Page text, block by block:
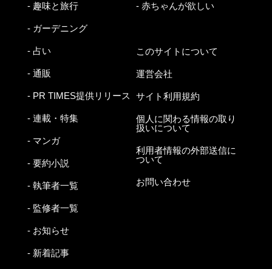
- 趣味と旅行
- ガーデニング
- 占い
- 通販
- PR TIMES提供リリース
- 連載・特集
- マンガ
- 要約小説
- 執筆者一覧
- 監修者一覧
- お知らせ
- 新着記事
- 赤ちゃんが欲しい
このサイトについて
運営会社
サイト利用規約
個人に関わる情報の取り
扱いについて
利用者情報の外部送信に
ついて
お問い合わせ